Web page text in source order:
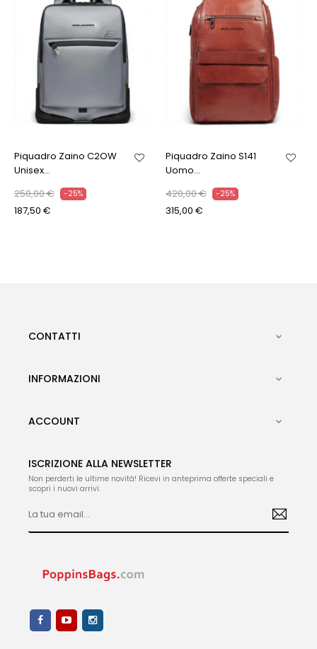
Piquadro Zaino C2OW
Unisex...
250,00 €
-25%
187,50 €
Piquadro Zaino S141
Uomo...
420,00 €
-25%
315,00 €
CONTATTI 
INFORMAZIONI 
ACCOUNT 
ISCRIZIONE ALLA NEWSLETTER
Non perderti le ultime novità! Ricevi in anteprima offerte speciali e
scopri i nuovi arrivi.